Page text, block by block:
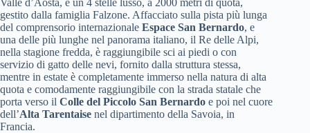
Valle d’Aosta, è un 4 stelle lusso, a 2000 metri di quota,
gestito dalla famiglia Falzone. Affacciato sulla pista più lunga
del comprensorio internazionale Espace San Bernardo, e
una delle più lunghe nel panorama italiano, il Re delle Alpi,
nella stagione fredda, è raggiungibile sci ai piedi o con
servizio di gatto delle nevi, fornito dalla struttura stessa,
mentre in estate è completamente immerso nella natura di alta
quota e comodamente raggiungibile con la strada statale che
porta verso il Colle del Piccolo San Bernardo e poi nel cuore
dell’Alta Tarentaise nel dipartimento della Savoia, in
Francia.